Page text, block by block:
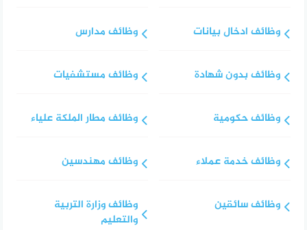
وظائف ادخال بيانات
وظائف بدون شهادة
وظائف حكومية
وظائف خدمة عملاء
وظائف سائقين
وظائف مدارس
وظائف مستشفيات
وظائف مطار الملكة علياء
وظائف مهندسين
وظائف وزارة التربية
والتعليم